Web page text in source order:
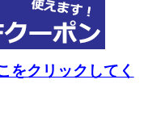
をクリックしてく